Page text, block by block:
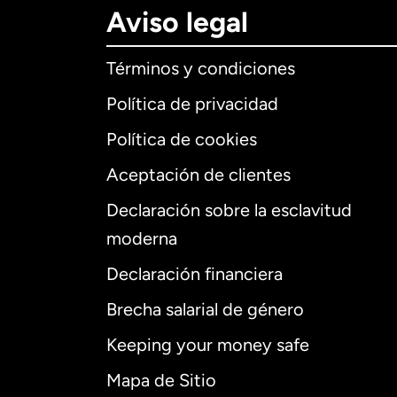
Aviso legal
Términos y condiciones
Política de privacidad
Política de cookies
Aceptación de clientes
Declaración sobre la esclavitud
moderna
Declaración financiera
Brecha salarial de género
Keeping your money safe
Mapa de Sitio
Internacional
Alemania